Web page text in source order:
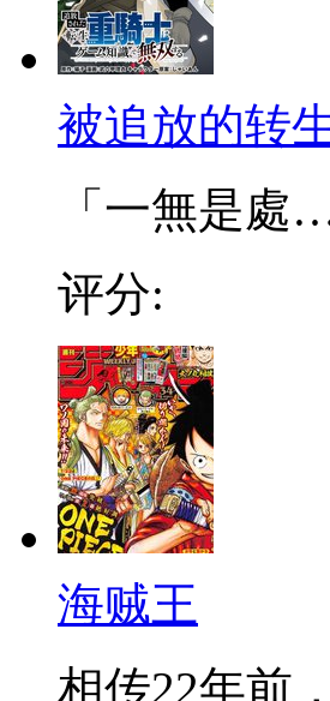
被追放的转
「一無是
评分:
海贼王
相传22年前